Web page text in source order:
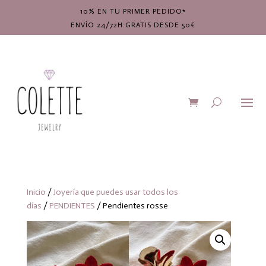
10% EN TU PRIMER PEDIDO*
ENVÍO 24/72H GRATIS DESDE 50€
Inicio /Joyería que puedes usar todos los
días / PENDIENTES / Pendientes rosse